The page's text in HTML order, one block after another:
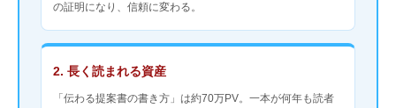
の証明になり、信頼に変わる。
2. 長く読まれる資産
「伝わる提案書の書き方」は約70万PV。一本が何年も読者